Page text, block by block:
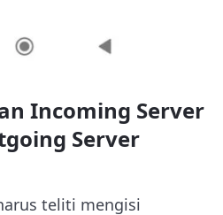
Incoming Server
Server
teliti mengisi